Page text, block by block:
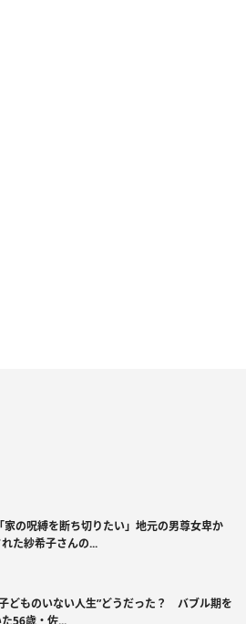
家の呪縛を断ち切りたい」地元の男尊女卑か
た紗希子さんの...
子どものいない人生”どうだった？ バブル期を